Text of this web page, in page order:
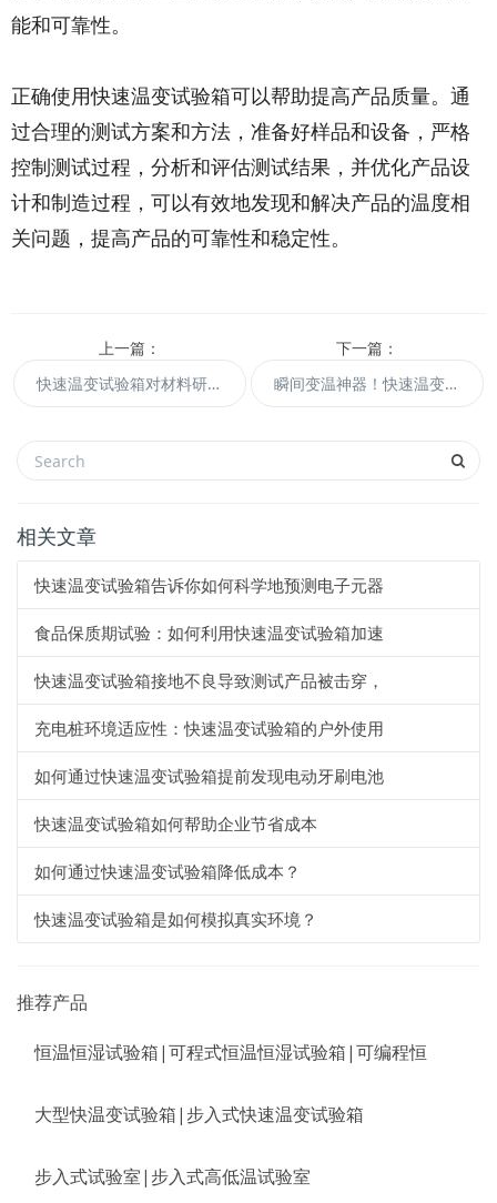
能和可靠性。
正确使用快速温变试验箱可以帮助提高产品质量。通
过合理的测试方案和方法，准备好样品和设备，严格
控制测试过程，分析和评估测试结果，并优化产品设
计和制造过程，可以有效地发现和解决产品的温度相
关问题，提高产品的可靠性和稳定性。
上一篇：
快速温变试验箱对材料研究的影响与意义
下一篇：
瞬间变温神器！快速温变试验箱震撼登场！
相关文章
快速温变试验箱告诉你如何科学地预测电子元器
食品保质期试验：如何利用快速温变试验箱加速
快速温变试验箱接地不良导致测试产品被击穿，
充电桩环境适应性：快速温变试验箱的户外使用
如何通过快速温变试验箱提前发现电动牙刷电池
快速温变试验箱如何帮助企业节省成本
如何通过快速温变试验箱降低成本？
快速温变试验箱是如何模拟真实环境？
推荐产品
恒温恒湿试验箱|可程式恒温恒湿试验箱|可编程恒
大型快温变试验箱|步入式快速温变试验箱
步入式试验室|步入式高低温试验室